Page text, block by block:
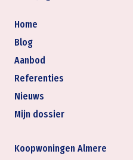
Home
Blog
Aanbod
Referenties
Nieuws
Mijn dossier
Koopwoningen Almere